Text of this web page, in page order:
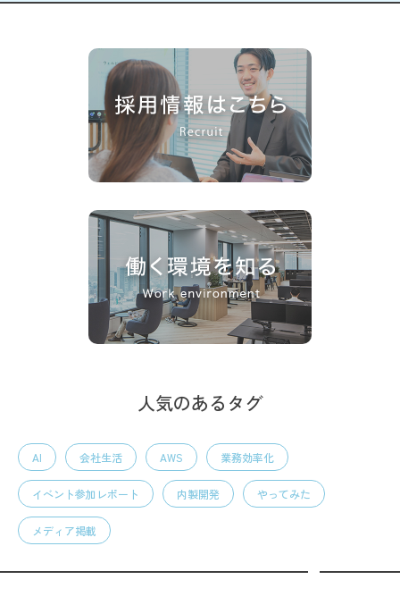
人気のあるタグ
AI 会社生活 AWS 業務効率化
イベント参加レポート 内製開発 やってみた
メディア掲載